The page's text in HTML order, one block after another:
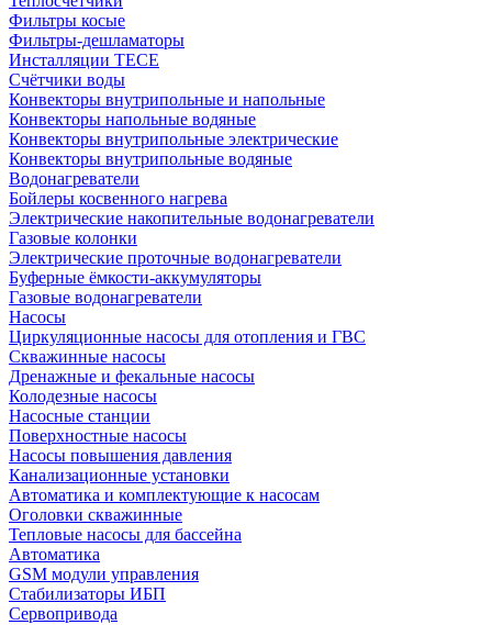
Фильтры косые
Фильтры-дешламаторы
Инсталляции TECE
Счётчики воды
Конвекторы внутрипольные и напольные
Конвекторы напольные водяные
Конвекторы внутрипольные электрические
Конвекторы внутрипольные водяные
Водонагреватели
Бойлеры косвенного нагрева
Электрические накопительные водонагреватели
Газовые колонки
Электрические проточные водонагреватели
Буферные ёмкости-аккумуляторы
Газовые водонагреватели
Насосы
Циркуляционные насосы для отопления и ГВС
Скважинные насосы
Дренажные и фекальные насосы
Колодезные насосы
Насосные станции
Поверхностные насосы
Насосы повышения давления
Канализационные установки
Автоматика и комплектующие к насосам
Оголовки скважинные
Тепловые насосы для бассейна
Автоматика
GSM модули управления
Стабилизаторы ИБП
Сервопривода